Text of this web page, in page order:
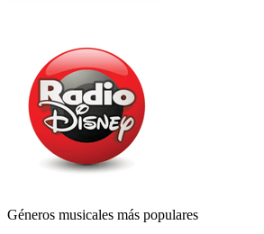
Géneros musicales más populares